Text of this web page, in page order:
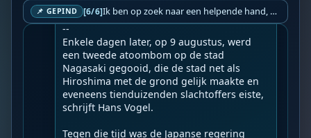
📌 GEPIND [6/6] Ik ben op zoek naar een helpende hand, een menselijk oog, een admin die helpt met controleren of de chat wel correct word gemodereerd word door NoMoSpam. 98% gaat automatisch goed, toch ik dit nooit helemaal loslaten en moet er altijd een mens mee blijven opletten bij elke beslissing die gemaakt word. Waar bestaan de werkzaamheden uit? Mee kijken in admin log kanaal naar alle drugs/porno/scams die voorbij komen en in het geval van een randgevalletje, ingrijpen en b.v. een verwijderd maar wel toegestaan bericht terug plaatsen met een druk op de knop. tsja zo banaal en simpel is het gesteld.. Word je hier blij van? Nee. Strookt het je ego? Nee. Word je er beter van? Nee. Kost het veel tijd? Totaal niet, consistentie en regelmaat is belangrijker dan 'er even voor kunnen gaan zitten'.. het werk is in een paar seconden gepiept.. je checkt puur of AI de juiste beslissing heeft gemaakt.. …
Geupload door: De Wakkeren Chat
--
Enkele dagen later, op 9 augustus, werd
een tweede atoombom op de stad
Nagasaki gegooid, die de stad net als
Hiroshima met de grond gelijk maakte en
eveneens tienduizenden slachtoffers eiste,
schrijft Hans Vogel.
Tegen die tijd was de Japanse regering